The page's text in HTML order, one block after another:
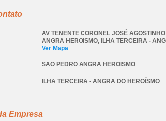
AV TENENTE CORONEL JOSÉ
ANGRA HEROISMO, ILHA TERCEIRA -
Ver Mapa
SAO PEDRO ANGRA HEROISMO
ILHA TERCEIRA - ANGRA DO HEROÍSMO
Empresa